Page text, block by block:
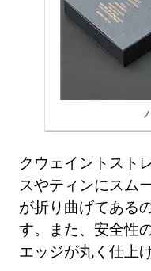
クウェイントスト
スやティンにスム
が折り曲げてある
す。また、安全性
エッジが丸く仕上